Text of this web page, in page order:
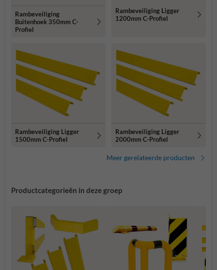
Rambeveiliging
Buitenhoek 350mm C-
Profiel
Rambeveiliging Ligger
1200mm C-Profiel
Rambeveiliging Ligger
1500mm C-Profiel
Rambeveiliging Ligger
2000mm C-Profiel
Meer gerelateerde producten
Productcategorieën in deze groep